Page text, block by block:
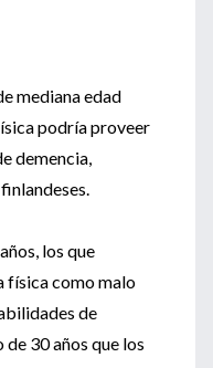
mediana edad
podría proveer
demencia,
los que
física como malo
de
30 años que los